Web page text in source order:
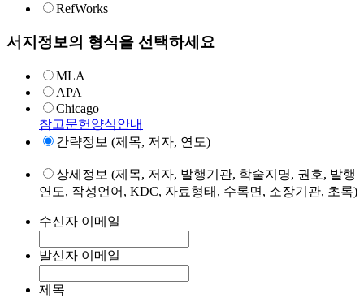
RefWorks
서지정보의 형식을 선택하세요
MLA
APA
Chicago
참고문헌양식안내
간략정보 (제목, 저자, 연도)
상세정보 (제목, 저자, 발행기관, 학술지명, 권호, 발행
연도, 작성언어, KDC, 자료형태, 수록면, 소장기관, 초록)
수신자 이메일
발신자 이메일
제목